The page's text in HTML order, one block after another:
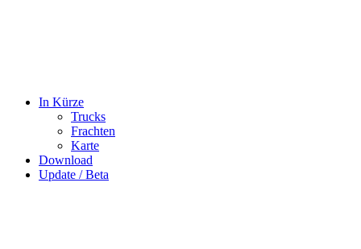
In Kürze
Trucks
Frachten
Karte
Download
Update / Beta